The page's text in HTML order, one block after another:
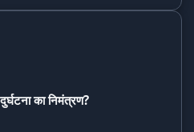
का निमंत्रण?